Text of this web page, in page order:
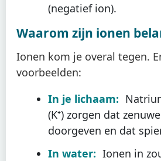
(negatief ion).
Waarom zijn ionen
Ionen kom je overal tegen.
voorbeelden:
In je lichaam:
(K⁺) zorgen dat
doorgeven en dat
In water: Ionen in